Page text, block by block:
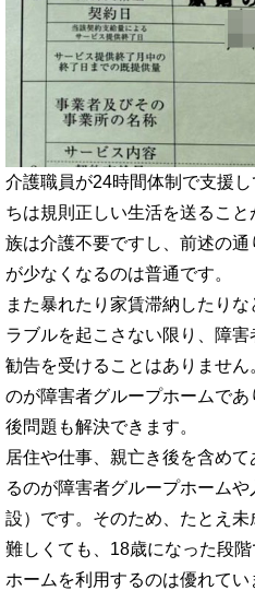
介護職員が24時間体制で支援
ちは規則正しい生活を送るこ
族は介護不要ですし、前述の
が少なくなるのは普通です。
また暴れたり家賃滞納したり
ラブルを起こさない限り、障
勧告を受けることはありませ
のが障害者グループホームで
後問題も解決できます。
居住や仕事、親亡き後を含め
るのが障害者グループホーム
設）です。そのため、たとえ
難しくても、18歳になった段
ホームを利用するのは優れてい